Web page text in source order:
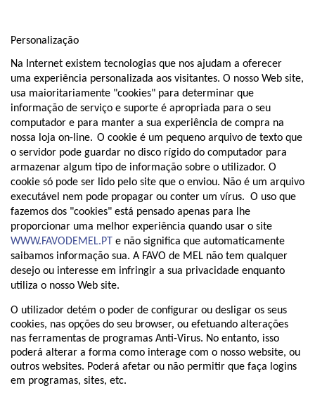
Personalização
Na Internet existem tecnologias que nos ajudam a oferecer
uma experiência personalizada aos visitantes. O nosso Web site,
usa maioritariamente "cookies" para determinar que
informação de serviço e suporte é apropriada para o seu
computador e para manter a sua experiência de compra na
nossa loja on-line. O cookie é um pequeno arquivo de texto que
o servidor pode guardar no disco rígido do computador para
armazenar algum tipo de informação sobre o utilizador. O
cookie só pode ser lido pelo site que o enviou. Não é um arquivo
executável nem pode propagar ou conter um vírus. O uso que
fazemos dos "cookies" está pensado apenas para lhe
proporcionar uma melhor experiência quando usar o site
WWW.FAVODEMEL.PT e não significa que automaticamente
saibamos informação sua. A FAVO de MEL não tem qualquer
desejo ou interesse em infringir a sua privacidade enquanto
utiliza o nosso Web site.
O utilizador detém o poder de configurar ou desligar os seus
cookies, nas opções do seu browser, ou efetuando alterações
nas ferramentas de programas Anti-Virus. No entanto, isso
poderá alterar a forma como interage com o nosso website, ou
outros websites. Poderá afetar ou não permitir que faça logins
em programas, sites, etc.